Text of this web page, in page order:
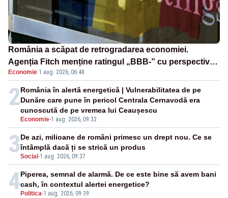
România a scăpat de retrogradarea economiei.
Agenția Fitch menține ratingul „BBB-” cu perspectivă
negativă
Economie·1 aug. 2026, 06:48
2
Economie-1 aug. 2026, 09:32
România în alertă energetică | Vulnerabilitatea de pe
Dunăre care pune în pericol Centrala Cernavodă era
cunoscută de pe vremea lui Ceaușescu
3Social -1 aug. 2026, 09:37
De azi, milioane de români primesc un drept nou. Ce se
întâmplă dacă ți se strică un produs
4 Politica-1 aug. 2026, 09:39
Piperea, semnal de alarmă. De ce este bine să avem bani
cash, în contextul alertei energetice?